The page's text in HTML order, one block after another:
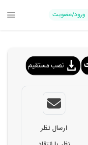
ورود/عضویت
ارسال نظر